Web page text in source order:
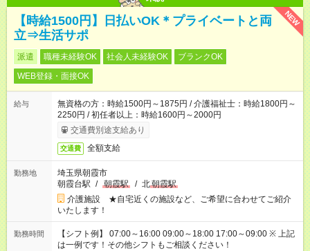
NEW
【時給1500円】日払いOK＊プライベートと両
立⇒生活サポ
派遣 職種未経験OK 社会人未経験OK
ブランクOK
WEB登録・面接OK
給与
無資格の方：時給1500円～1875円 / 介護福祉士：時給1800円～
2250円 / 初任者以上：時給1600円～2000円
交通費別途支給あり
交通費 全額支給
勤務地
埼玉県朝霞市
朝霞台駅 / 朝霞駅 / 北朝霞駅
介護施設 ★自宅近くの施設など、ご希望に合わせてご紹介
いたします！
勤務時間
【シフト例】 07:00～16:00 09:00～18:00 17:00～09:00 ※ 上記
は一例です！その他シフトもご相談ください！